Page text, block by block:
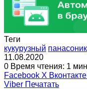
Теги
кукурузный панасоник
11.08.2020
0 Время чтения: 1
Facebook X Вконтакте
Viber Печатать